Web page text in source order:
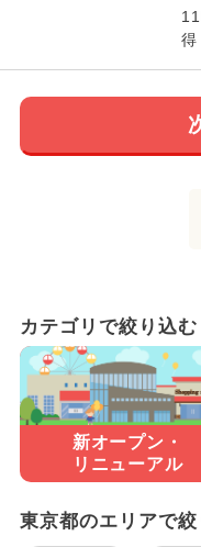
得
カテゴリで絞り込む
新オープン・
リニューアル
東京都のエリアで絞